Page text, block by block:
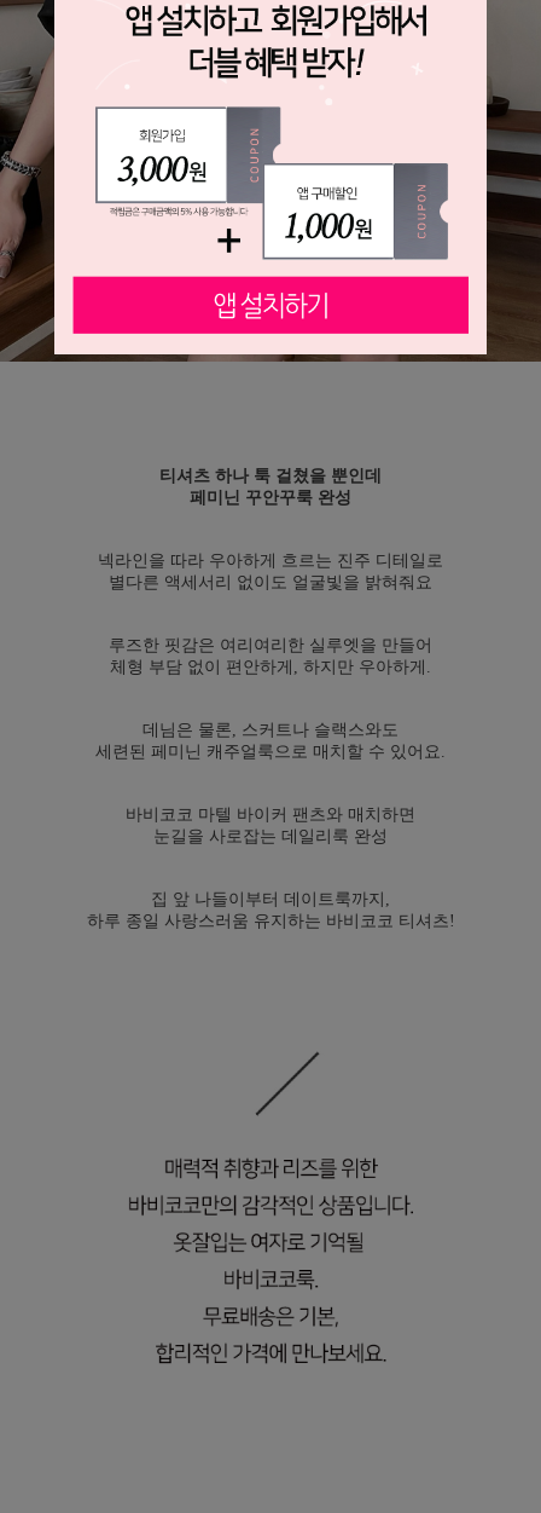
티셔츠 하나 툭 걸쳤을 뿐인데
페미닌 꾸안꾸룩 완성
넥라인을 따라 우아하게 흐르는 진주 디테일로
별다른 액세서리 없이도 얼굴빛을 밝혀줘요
루즈한 핏감은 여리여리한 실루엣을 만들어
체형 부담 없이 편안하게, 하지만 우아하게.
데님은 물론, 스커트나 슬랙스와도
세련된 페미닌 캐주얼룩으로 매치할 수 있어요.
바비코코 마텔 바이커 팬츠와 매치하면
눈길을 사로잡는 데일리룩 완성
집 앞 나들이부터 데이트룩까지,
하루 종일 사랑스러움 유지하는 바비코코 티셔츠!